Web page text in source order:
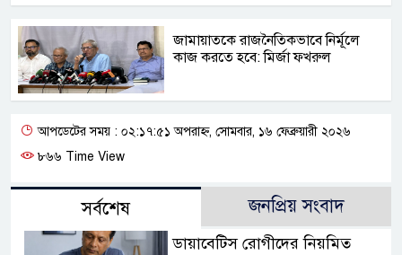
জামায়াতকে রাজনৈতিকভাবে নির্মূলে
কাজ করতে হবে: মির্জা ফখরুল
আপডেটের সময় : ০২:১৭:৫১ অপরাহ্ন, সোমবার, ১৬ ফেব্রুয়ারী ২০২৬
৮৬৬ Time View
সর্বশেষ জনপ্রিয় সংবাদ
ডায়াবেটিস রোগীদের নিয়মিত